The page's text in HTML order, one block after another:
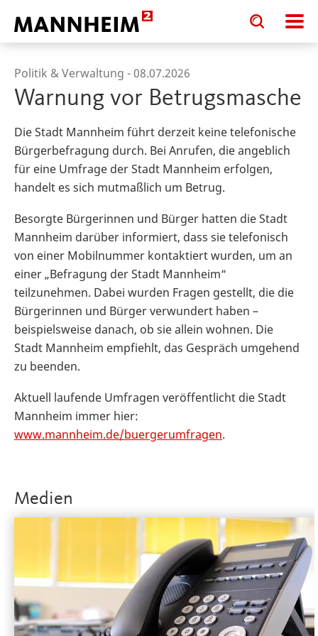
Toggle
search
input
Toggle
search
input
Politik & Verwaltung -08.07.2026
Warnung vor Betrugsmasche
Die Stadt Mannheim führt derzeit keine telefonische
Bürgerbefragung durch. Bei Anrufen, die angeblich
für eine Umfrage der Stadt Mannheim erfolgen,
handelt es sich mutmaßlich um Betrug.
Besorgte Bürgerinnen und Bürger hatten die Stadt
Mannheim darüber informiert, dass sie telefonisch
von einer Mobilnummer kontaktiert wurden, um an
einer „Befragung der Stadt Mannheim“
teilzunehmen. Dabei wurden Fragen gestellt, die die
Bürgerinnen und Bürger verwundert haben –
beispielsweise danach, ob sie allein wohnen. Die
Stadt Mannheim empfiehlt, das Gespräch umgehend
zu beenden.
Aktuell laufende Umfragen veröffentlicht die Stadt
Mannheim immer hier:
www.mannheim.de/buergerumfragen.
Medien